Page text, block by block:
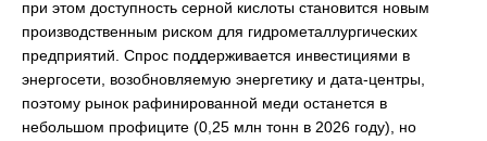
при этом доступность серной кислоты становится новым
производственным риском для гидрометаллургических
предприятий. Спрос поддерживается инвестициями в
энергосети, возобновляемую энергетику и дата-центры,
поэтому рынок рафинированной меди останется в
небольшом профиците (0,25 млн тонн в 2026 году), но